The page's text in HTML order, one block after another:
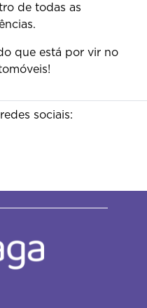
de todas as
que está por vir no
sociais: